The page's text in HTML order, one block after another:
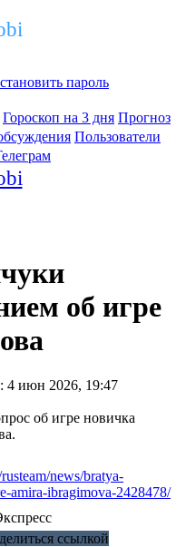
пароль
Гороскоп на 3 дня Прогноз
Пользователи
об игре
4 июн 2026, 19:47
об игре новичка
news/bratya-
amira-ibragimova-2428478/
ссылкой